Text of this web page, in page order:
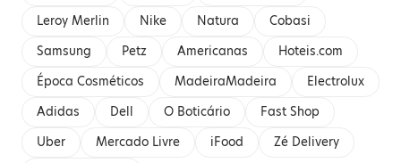
Leroy Merlin
Nike Natura
Cobasi
Samsung
Petz Americanas
Hoteis.com
Época Cosméticos
MadeiraMadeira
Electrolux
Adidas
Dell O Boticário
Fast Shop
Uber
Mercado Livre iFood
Zé Delivery